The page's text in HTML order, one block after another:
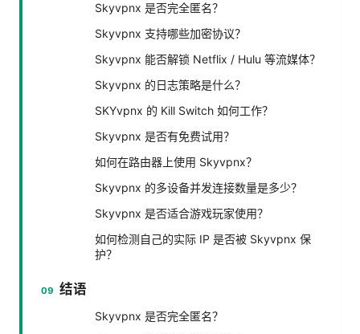
Skyvpnx 是否完全匿名？
Skyvpnx 支持哪些加密协议？
Skyvpnx 能否解锁 Netflix / Hulu 等流媒体？
Skyvpnx 的日志策略是什么？
SKYvpnx 的 Kill Switch 如何工作？
Skyvpnx 是否有免费试用？
如何在路由器上使用 Skyvpnx？
Skyvpnx 的多设备并发连接数量是多少？
Skyvpnx 是否适合游戏玩家使用？
如何检测自己的实际 IP 是否被 Skyvpnx 保
护？
结语
Skyvpnx 是否完全匿名？